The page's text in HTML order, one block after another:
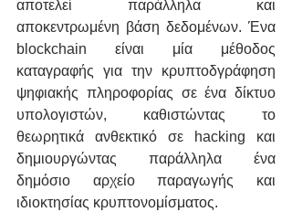
αποτελεί παράλληλα και
αποκεντρωμένη βάση δεδομένων. Ένα
blockchain είναι μία μέθοδος
καταγραφής για την κρυπτοδγράφηση
ψηφιακής πληροφορίας σε ένα δίκτυο
υπολογιστών, καθιστώντας το
θεωρητικά ανθεκτικό σε hacking και
δημιουργώντας παράλληλα ένα
δημόσιο αρχείο παραγωγής και
ιδιοκτησίας κρυπτονομίσματος.